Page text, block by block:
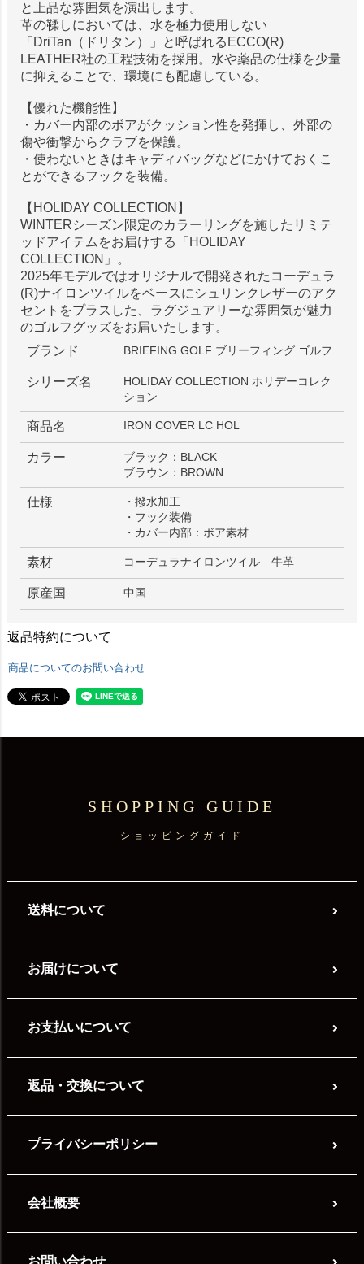
と上品な雰囲気を演出します。
革の鞣しにおいては、水を極力使用しない
「DriTan（ドリタン）」と呼ばれるECCO(R)
LEATHER社の工程技術を採用。水や薬品の仕様を少量
に抑えることで、環境にも配慮している。
【優れた機能性】
・カバー内部のボアがクッション性を発揮し、外部の
傷や衝撃からクラブを保護。
・使わないときはキャディバッグなどにかけておくこ
とができるフックを装備。
【HOLIDAY COLLECTION】
WINTERシーズン限定のカラーリングを施したリミテ
ッドアイテムをお届けする「HOLIDAY
COLLECTION」。
2025年モデルではオリジナルで開発されたコーデュラ
(R)ナイロンツイルをベースにシュリンクレザーのアク
セントをプラスした、ラグジュアリーな雰囲気が魅力
のゴルフグッズをお届いたします。
ブランド
BRIEFING GOLF ブリーフィング ゴルフ
シリーズ名
HOLIDAY COLLECTION ホリデーコレク
ション
商品名 IRON COVER LC HOL
カラー
ブラック：BLACK
ブラウン：BROWN
仕様
・撥水加工
・フック装備
・カバー内部：ボア素材
素材 コーデュラナイロンツイル 牛革
原産国 中国
返品特約について
商品についてのお問い合わせ
SHOPPING GUIDE
ショッピングガイド
送料について
お届けについて
お支払いについて
返品・交換について
プライバシーポリシー
会社概要